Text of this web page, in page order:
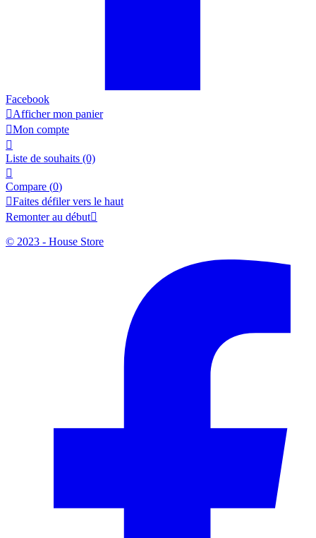
Facebook
Afficher mon panier
Mon compte

Liste de souhaits (0)

Compare (0)
Faites défiler vers le haut
Remonter au début
© 2023 - House Store